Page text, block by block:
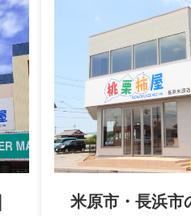
米原市・長浜市